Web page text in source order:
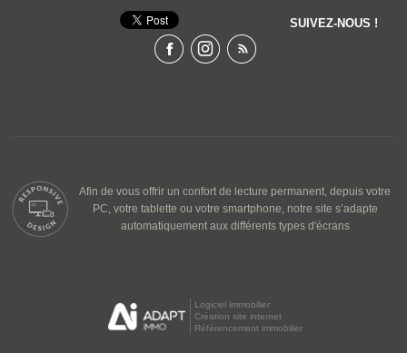
SUIVEZ-NOUS !
Afin de vous offrir un confort de lecture permanent, depuis votre
PC, votre tablette ou votre smartphone, notre site s’adapte
automatiquement aux différents types d'écrans
Logiciel immobilier
Création site internet
Référencement immobilier